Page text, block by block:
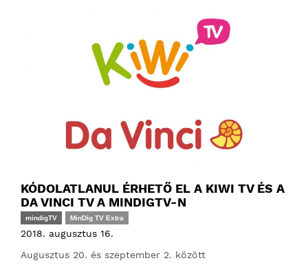
KÓDOLATLANUL ÉRHETŐ EL A KIWI TV ÉS A
DA VINCI TV A MINDIGTV-N
mindigTV MinDig TV Extra
2018. augusztus 16.
Augusztus 20. és szeptember 2. között